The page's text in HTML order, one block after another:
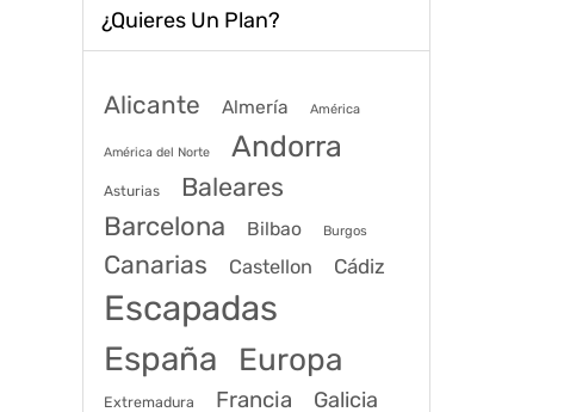
¿Quieres Un Plan?
Alicante Almería América
América del Norte Andorra
Asturias Baleares
Barcelona Bilbao Burgos
Canarias Castellon Cádiz
Escapadas
España Europa
Extremadura Francia Galicia